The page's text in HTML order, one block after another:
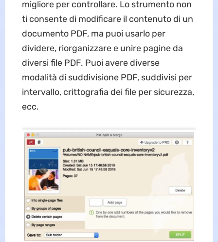
migliore per controllare. Lo strumento non
ti consente di modificare il contenuto di un
documento PDF, ma puoi usarlo per
dividere, riorganizzare e unire pagine da
diversi file PDF. Puoi avere diverse
modalità di suddivisione PDF, suddivisi per
intervallo, crittografia dei file per sicurezza,
ecc.